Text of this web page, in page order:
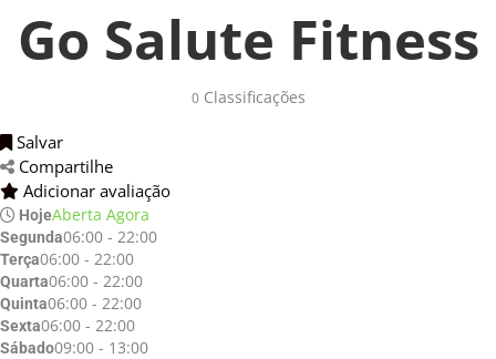
Go Salute Fitness
0Classificações
Salvar
Compartilhe
Adicionar avaliação
HojeAberta Agora
Segunda06:00 - 22:00
Terça06:00 - 22:00
Quarta06:00 - 22:00
Quinta06:00 - 22:00
Sexta06:00 - 22:00
Sábado09:00 - 13:00